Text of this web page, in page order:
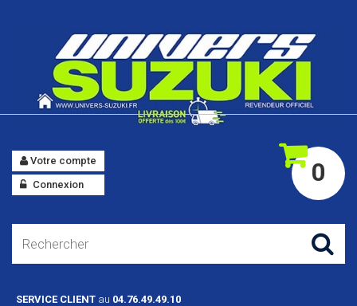
0
Votre compte
Connexion
SERVICE CLIENT au 04.76.49.49.10